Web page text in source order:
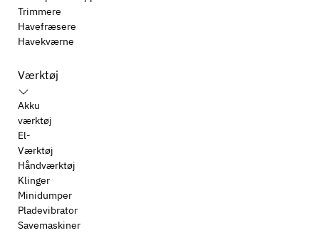
Trimmere
Havefræsere
Havekværne
Værktøj
Akku
værktøj
El-
Værktøj
Håndværktøj
Klinger
Minidumper
Pladevibrator
Savemaskiner